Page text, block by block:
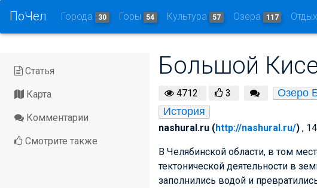
ПоЧел Города 30 Горы 54 Культура 57 Озера 117
Статья
Карта
Комментарии
Смотрите также
Большой
4712 3 Озеро
История
nashural.ru (http://nashural.ru/) ,
В Челябинской области, в том
тектонической деятельности в
заполнились водой и